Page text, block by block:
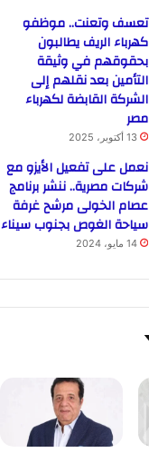
تعسف وتعنت.. موظفو
كهرباء الريف يطالبون
بحقوقهم في وثيقة
التأمين بعد نقلهم إلى
الشركة القابضة لكهرباء
مصر
13 أكتوبر، 2025
نعمل على تفعيل الأيزو مع
شركات مصرية.. ننشر برنامج
عصام الخولى مرشح غرفة
سياحة الغوص بجنوب سيناء
14 مايو، 2024